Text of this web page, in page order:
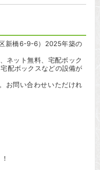
新橋6-9-6）2025年築の
ネット無料、宅配ボック
配ボックスなどの設備が
お問い合わせいただけれ